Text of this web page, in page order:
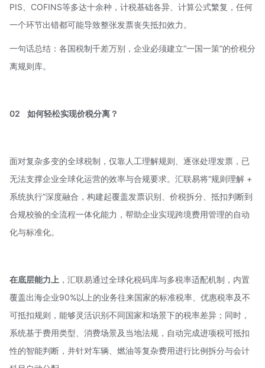
PIS、COFINS等多达十余种，计税基础各异、计算公式繁复，任何
一个环节出错都可能导致整张发票丧失抵扣效力。
一句话总结：各国税制千差万别，企业必须建立“一国一策”的价税分
离规则库。
02 如何轻松实现价税分离？
面对复杂多变的全球税制，仅靠人工理解规则、逐张处理发票，已
无法支撑企业全球化运营的效率与合规要求。汇联易将“规则理解 +
系统执行”深度融合，构建起覆盖发票识别、价税拆分、抵扣判断到
合规校验的全流程一体化能力，帮助企业实现跨境费用管理的自动
化与标准化。
在底层能力上 ， 汇联易通过全球化税码库与多税率适配机制，内置
覆盖出海企业90%以上的业务往来国家的标准税率、优惠税率及不
可抵扣规则，能够灵活识别不同国家和场景下的税率差异；同时，
系统基于费用类型、消费场景及当地法规，自动完成进项税可抵扣
性的智能判断，并针对车辆、燃油等复杂费用进行比例拆分与会计